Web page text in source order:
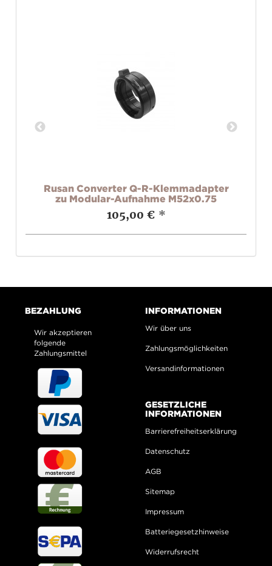
Rusan Converter Q-R-Klemmadapter
zu Modular-Aufnahme M52x0.75
105,00 € *
BEZAHLUNG
Wir akzeptieren
folgende
Zahlungsmittel
INFORMATIONEN
Wir über uns
Zahlungsmöglichkeiten
Versandinformationen
GESETZLICHE
INFORMATIONEN
Barrierefreiheitserklärung
Datenschutz
AGB
Sitemap
Impressum
Batteriegesetzhinweise
Widerrufsrecht